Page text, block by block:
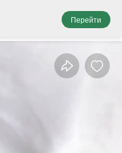
Перейти